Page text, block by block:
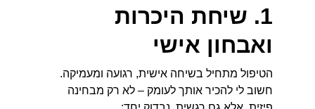
1. שיחת היכרות
ואבחון אישי
הטיפול מתחיל בשיחה אישית, רגועה ומעמיקה.
חשוב לי להכיר אותך לעומק – לא רק מבחינה